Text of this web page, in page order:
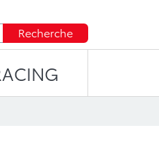
Recherche